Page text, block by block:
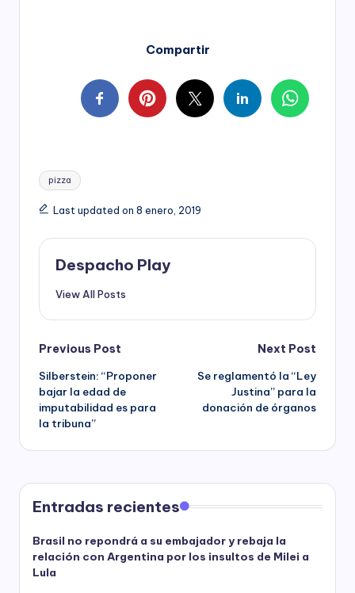
Compartir
Tags:
pizza
Last updated on 8 enero, 2019
Despacho Play
View All Posts
Post
navigation
Previous Post
Silberstein: “Proponer
bajar la edad de
imputabilidad es para
la tribuna”
Next Post
Se reglamentó la “Ley
Justina” para la
donación de órganos
Entradas recientes
Brasil no repondrá a su embajador y rebaja la
relación con Argentina por los insultos de Milei a
Lula